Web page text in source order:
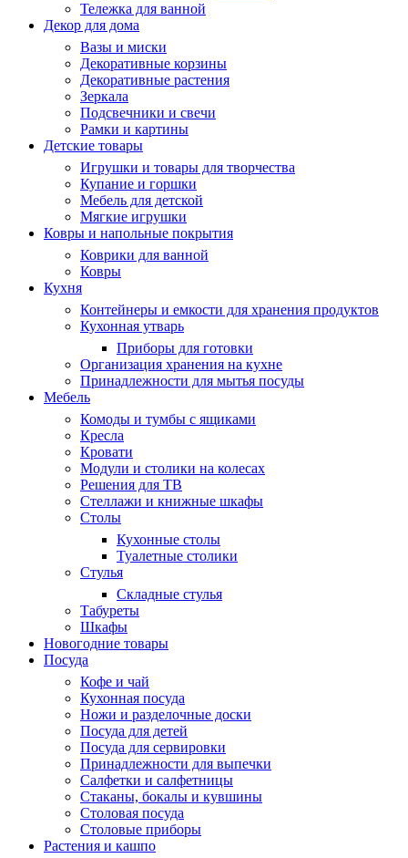
Тележка для ванной
Декор для дома
Вазы и миски
Декоративные корзины
Декоративные растения
Зеркала
Подсвечники и свечи
Рамки и картины
Детские товары
Игрушки и товары для творчества
Купание и горшки
Мебель для детской
Мягкие игрушки
Ковры и напольные покрытия
Коврики для ванной
Ковры
Кухня
Контейнеры и емкости для хранения продуктов
Кухонная утварь
Приборы для готовки
Организация хранения на кухне
Принадлежности для мытья посуды
Мебель
Комоды и тумбы с ящиками
Кресла
Кровати
Модули и столики на колесах
Решения для ТВ
Стеллажи и книжные шкафы
Столы
Кухонные столы
Туалетные столики
Стулья
Складные стулья
Табуреты
Шкафы
Новогодние товары
Посуда
Кофе и чай
Кухонная посуда
Ножи и разделочные доски
Посуда для детей
Посуда для сервировки
Принадлежности для выпечки
Салфетки и салфетницы
Стаканы, бокалы и кувшины
Столовая посуда
Столовые приборы
Растения и кашпо